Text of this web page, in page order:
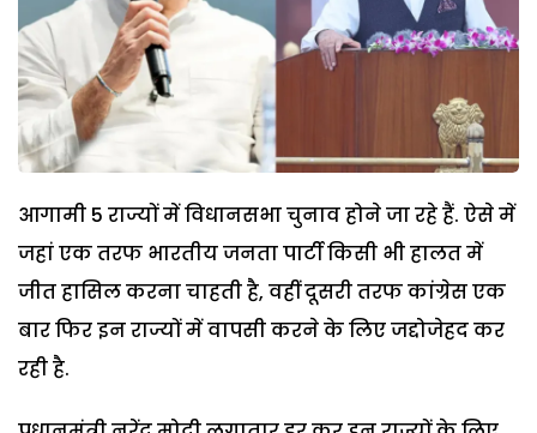
आगामी 5 राज्यों में विधानसभा चुनाव होने जा रहे हैं. ऐसे में
जहां एक तरफ भारतीय जनता पार्टी किसी भी हालत में
जीत हासिल करना चाहती है, वहीं दूसरी तरफ कांग्रेस एक
बार फिर इन राज्यों में वापसी करने के लिए जद्दोजेहद कर
रही है.